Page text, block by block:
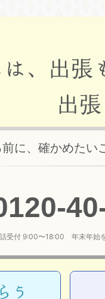
に、確かめたい
-40
受付 9:00〜18:00 年末年始